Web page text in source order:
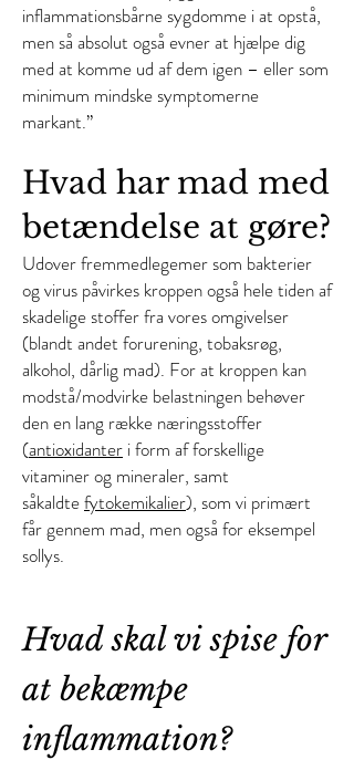
inflammationsbårne sygdomme i at opstå,
men så absolut også evner at hjælpe dig
med at komme ud af dem igen – eller som
minimum mindske symptomerne
markant.”
Hvad har mad med
betændelse at gøre?
Udover fremmedlegemer som bakterier
og virus påvirkes kroppen også hele tiden af
skadelige stoffer fra vores omgivelser
(blandt andet forurening, tobaksrøg,
alkohol, dårlig mad). For at kroppen kan
modstå/modvirke belastningen behøver
den en lang række næringsstoffer
(antioxidanter i form af forskellige
vitaminer og mineraler, samt
såkaldtefytokemikalier), som vi primært
får gennem mad, men også for eksempel
sollys.
Hvad skal vi spise for
at bekæmpe
inflammation?